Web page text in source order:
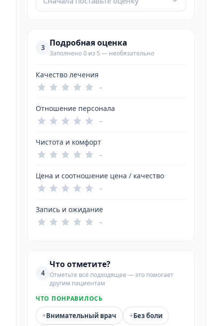
3 Подробная оценка
Заполнено 0 из 5 — необязательно
Качество лечения
–
Отношение персонала
–
Чистота и комфорт
–
Цена и соотношение цена / качество
–
Запись и ожидание
–
4
Что отметите?
Отметьте всё подходящее — это помогает
другим пациентам
ЧТО ПОНРАВИЛОСЬ
+Внимательный врач +Без боли